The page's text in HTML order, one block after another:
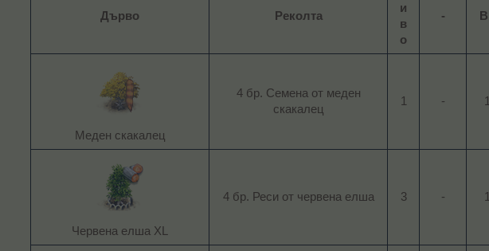
Дърво Реколта
и
в
о
-
Меден скакалец​
4 бр. Семена от меден
скакалец​
1​ -​
Червена елша XL​
4 бр. Реси от червена елша​ 3​ -​